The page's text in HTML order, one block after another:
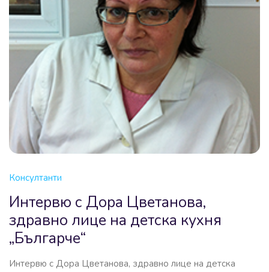
Консултанти
Интервю с Дора Цветанова,
здравно лице на детска кухня
„Българче“
Интервю с Дора Цветанова, здравно лице на детска